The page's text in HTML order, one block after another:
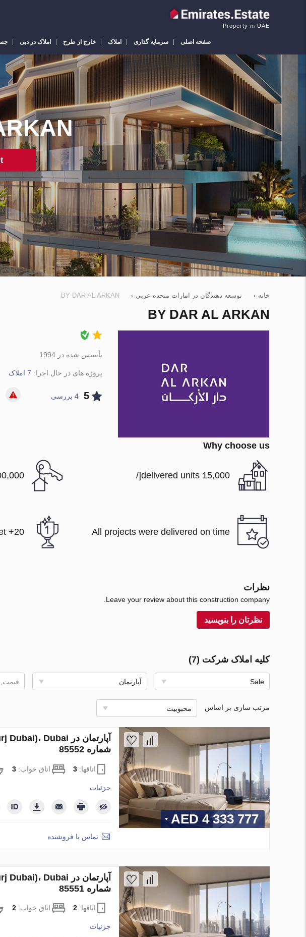
Property in UAE
صفحه اصلی سرمایه گذاری املاک خارج از طرح املاک در دبی
خانه › توسعه دهندگان در امارات متحده عربی ›
BY DAR AL ARKAN
BY DAR AL ARKAN
تأسیس شده در 1994
پروژه های در حال اجرا: 7 املاک
5 4 بررسی
Why choose us
15,000 delivered units[/
of commercial space
All projects were delivered on time
20+ years on the market
نظرات
Leave your review about this construction company.
نظرتان را بنویسید
کلیه املاک شرکت (7)
Sale آپارتمان قیمت, AED
مرتب سازی بر اساس محبوبیت
4 333 777 AED
شماره 85552
اتاقها:3 اتاق خواب:3
جزئیات
تماس با فروشنده
شماره 85551
اتاقها:2 اتاق خواب:2
جزئیات